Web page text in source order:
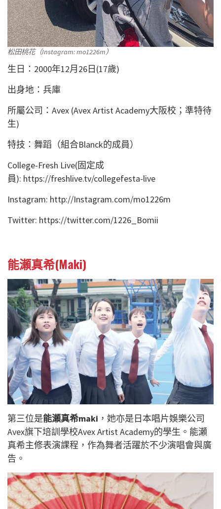
松田桃花（Instagram: mo1226m）
生日：2000年12月26日(17歲)
出身地：兵庫
所屬公司：Avex (Avex Artist Academy大阪校；準特待
生)
特技：舞蹈（組合Blanck的成員）
College-Fresh Live(固定成
員): https://freshlive.tv/collegefesta-live
Instagram: http://Instagram.com/mo1226m
Twitter: https://twitter.com/1226_Bomii
能瀬真希(Maki)
第三位是能瀬真希maki ，她亦是日本唱片娛樂公司
Avex旗下培訓學校Avex Artist Academy的學生。能瀬
真希主修表演課程，作為舞者活躍於不少演唱會與廣
告。